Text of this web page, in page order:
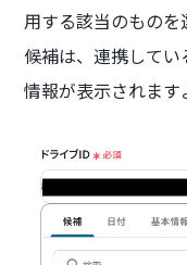
用する該当のものを
候補は、連携して
情報が表示されます